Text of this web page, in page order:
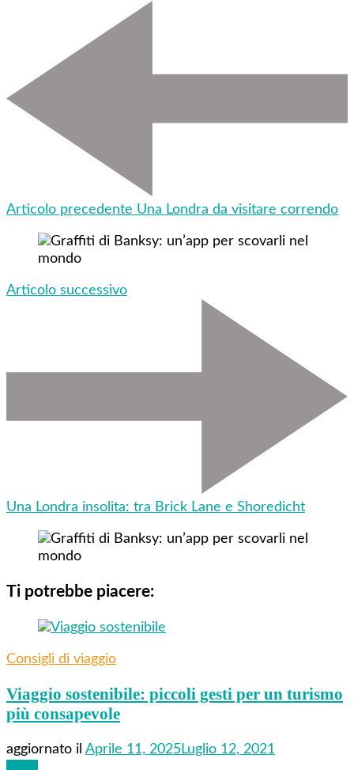
Articolo precedente Una Londra da visitare correndo
Articolo successivo
Una Londra insolita: tra Brick Lane e Shoredicht
Ti potrebbe piacere:
Consigli di viaggio
Viaggio sostenibile: piccoli gesti per un turismo
più consapevole
aggiornato il Aprile 11, 2025Luglio 12, 2021